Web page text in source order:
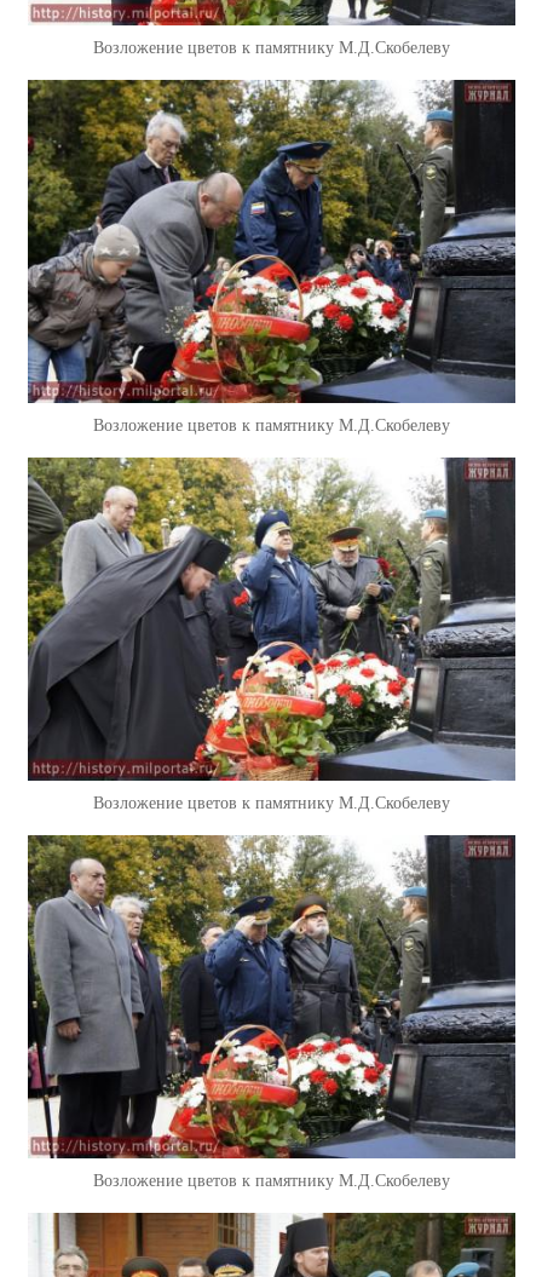
Возложение цветов к памятнику М.Д.Скобелеву
Возложение цветов к памятнику М.Д.Скобелеву
Возложение цветов к памятнику М.Д.Скобелеву
Возложение цветов к памятнику М.Д.Скобелеву